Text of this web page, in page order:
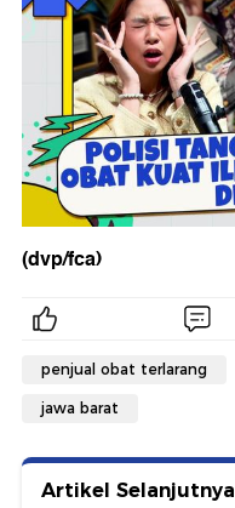
(dvp/fca)
penjual obat terlarang
jawa barat
Artikel Selanjutnya